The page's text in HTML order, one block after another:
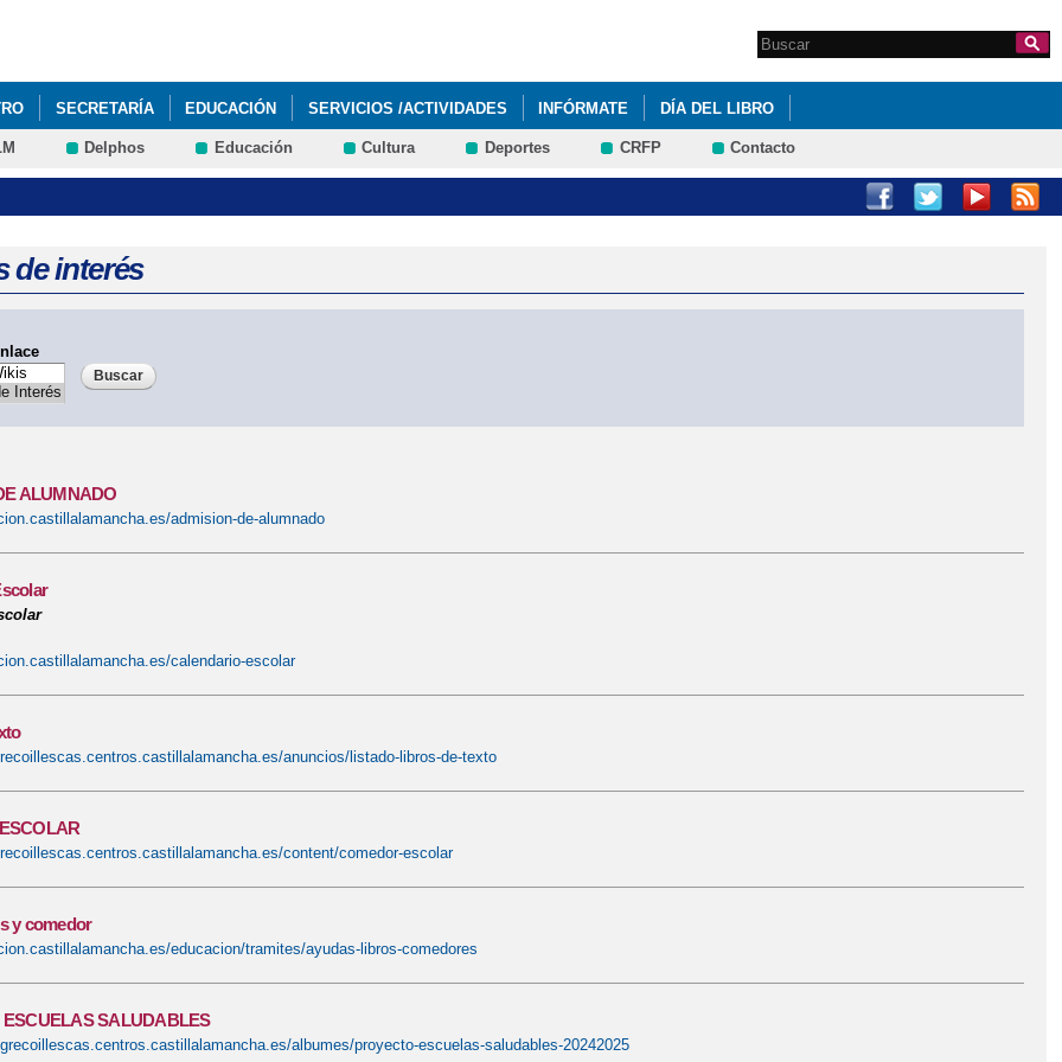
Formulario de
búsqueda
Search this site
SECRETARÍA EDUCACIÓN SERVICIOS /ACTIVIDADES INFÓRMATE DÍA DEL LIBRO
- HALLOWEEN 2025
Delphos Educación Cultura Deportes CRFP Contacto
de interés
ALUMNADO
admision-de-alumnado
calendario-escolar
anuncios/listado-libros-de-texto
content/comedor-escolar
y comedor
educacion/tramites/ayudas-libros-comedores
ESCUELAS SALUDABLES
albumes/proyecto-escuelas-saludables-20242025